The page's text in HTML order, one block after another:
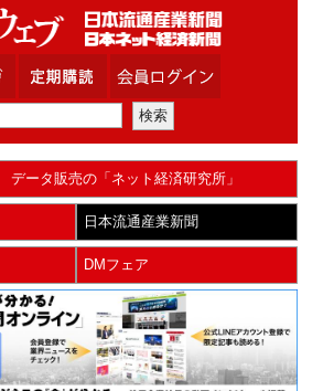
データ販売の「ネット経済研究所」
日本流通産業新聞
DMフェア